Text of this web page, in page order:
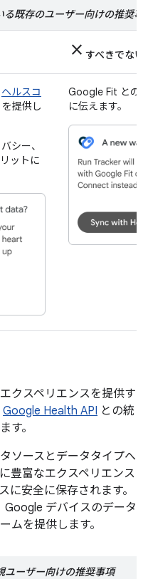
既存のユーザー向けの推奨事
close すべきでない
ヘルスコ
を提供し
シー、
ットに
Google Fit との
に伝えます。
クスペリエンスを提供す
Google Health API との統
す。
ソースとデータタイプへ
豊富なエクスペリエンス
に安全に保存されます。
デバイスのデータ
ムを提供します。
ユーザー向けの推奨事項